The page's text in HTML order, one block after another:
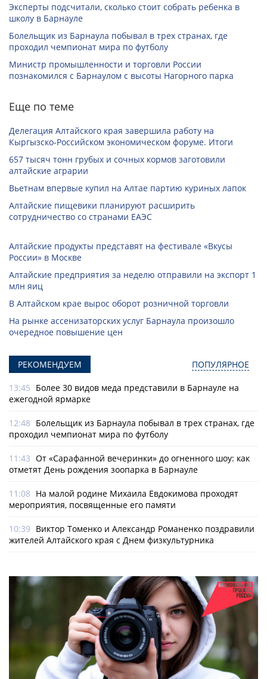
Эксперты подсчитали, сколько стоит собрать ребенка в
школу в Барнауле
Болельщик из Барнаула побывал в трех странах, где
проходил чемпионат мира по футболу
Министр промышленности и торговли России
познакомился с Барнаулом с высоты Нагорного парка
Еще по теме
Делегация Алтайского края завершила работу на
Кыргызско-Российском экономическом форуме. Итоги
657 тысяч тонн грубых и сочных кормов заготовили
алтайские аграрии
Вьетнам впервые купил на Алтае партию куриных лапок
Алтайские пищевики планируют расширить
сотрудничество со странами ЕАЭС
Алтайские продукты представят на фестивале «Вкусы
России» в Москве
Алтайские предприятия за неделю отправили на экспорт 1
млн яиц
В Алтайском крае вырос оборот розничной торговли
На рынке ассенизаторских услуг Барнаула произошло
очередное повышение цен
РЕКОМЕНДУЕМ ПОПУЛЯРНОЕ
13:45 Более 30 видов меда представили в Барнауле на
ежегодной ярмарке
12:48 Болельщик из Барнаула побывал в трех странах, где
проходил чемпионат мира по футболу
11:43 От «Сарафанной вечеринки» до огненного шоу: как
отметят День рождения зоопарка в Барнауле
11:08 На малой родине Михаила Евдокимова проходят
мероприятия, посвященные его памяти
10:39 Виктор Томенко и Александр Романенко поздравили
жителей Алтайского края с Днем физкультурника